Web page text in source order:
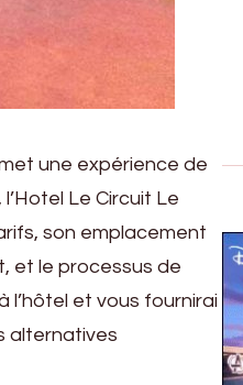
une expérience de
Le Circuit Le
son emplacement
et le processus de
l’hôtel et vous fournirai
alternatives